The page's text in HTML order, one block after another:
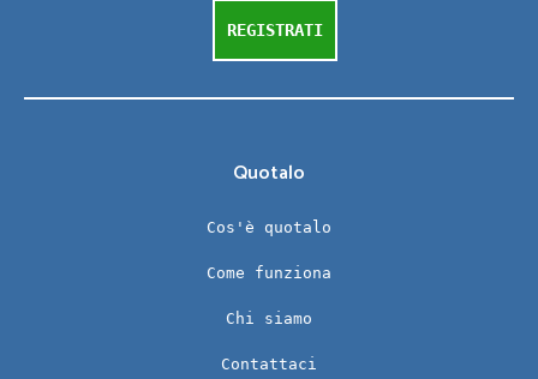
REGISTRATI
Quotalo
Cos'è quotalo
Come funziona
Chi siamo
Contattaci